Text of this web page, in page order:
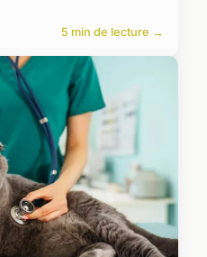
5 min de lecture →